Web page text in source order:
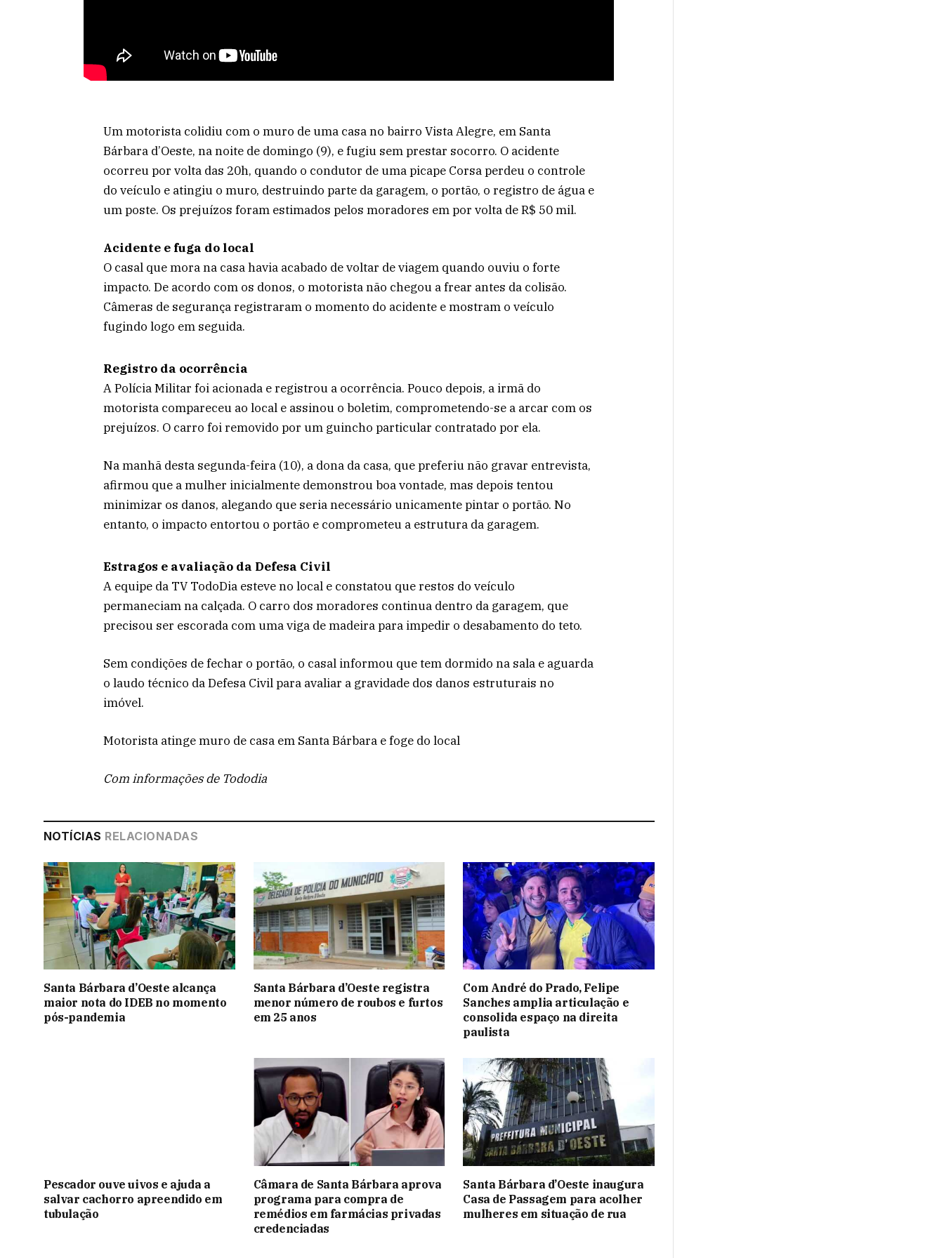
Um motorista colidiu com o muro de uma casa no bairro Vista Alegre, em Santa
Bárbara d’Oeste, na noite de domingo (9), e fugiu sem prestar socorro. O acidente
ocorreu por volta das 20h, quando o condutor de uma picape Corsa perdeu o controle
do veículo e atingiu o muro, destruindo parte da garagem, o portão, o registro de água e
um poste. Os prejuízos foram estimados pelos moradores em por volta de R$ 50 mil.
Acidente e fuga do local
O casal que mora na casa havia acabado de voltar de viagem quando ouviu o forte
impacto. De acordo com os donos, o motorista não chegou a frear antes da colisão.
Câmeras de segurança registraram o momento do acidente e mostram o veículo
fugindo logo em seguida.
Registro da ocorrência
A Polícia Militar foi acionada e registrou a ocorrência. Pouco depois, a irmã do
motorista compareceu ao local e assinou o boletim, comprometendo-se a arcar com os
prejuízos. O carro foi removido por um guincho particular contratado por ela.
Na manhã desta segunda-feira (10), a dona da casa, que preferiu não gravar entrevista,
afirmou que a mulher inicialmente demonstrou boa vontade, mas depois tentou
minimizar os danos, alegando que seria necessário unicamente pintar o portão. No
entanto, o impacto entortou o portão e comprometeu a estrutura da garagem.
Estragos e avaliação da Defesa Civil
A equipe da TV TodoDia esteve no local e constatou que restos do veículo
permaneciam na calçada. O carro dos moradores continua dentro da garagem, que
precisou ser escorada com uma viga de madeira para impedir o desabamento do teto.
Sem condições de fechar o portão, o casal informou que tem dormido na sala e aguarda
o laudo técnico da Defesa Civil para avaliar a gravidade dos danos estruturais no
imóvel.
Motorista atinge muro de casa em Santa Bárbara e foge do local
Com informações de Tododia
NOTÍCIAS RELACIONADAS
Santa Bárbara d’Oeste alcança
maior nota do IDEB no momento
pós-pandemia
Santa Bárbara d’Oeste registra
menor número de roubos e furtos
em 25 anos
Com André do Prado, Felipe
Sanches amplia articulação e
consolida espaço na direita
paulista
Pescador ouve uivos e ajuda a
salvar cachorro apreendido em
tubulação
Câmara de Santa Bárbara aprova
programa para compra de
remédios em farmácias privadas
credenciadas
Santa Bárbara d’Oeste inaugura
Casa de Passagem para acolher
mulheres em situação de rua